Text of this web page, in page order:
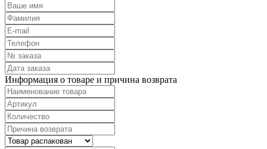
Информация о товаре и причина возврата